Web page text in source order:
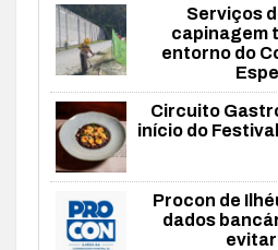
Serviços
capinagem
entorno do
Circuito
início do
Procon de
dados